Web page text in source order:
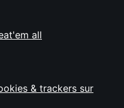
all
& trackers sur